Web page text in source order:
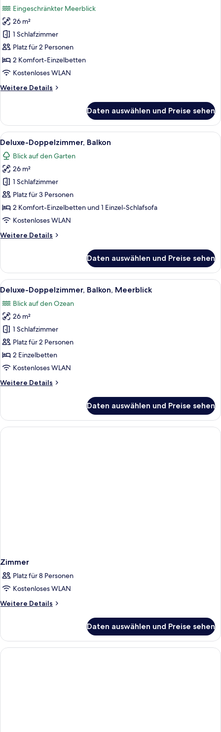
Standard-
Doppelzimmer,
Balkon,
eingeschränkter
Meerblick
anzeigen
Eingeschränkter Meerblick
26 m²
1 Schlafzimmer
Platz für 2 Personen
2 Komfort-Einzelbetten
Kostenloses WLAN
Weitere Details
Weitere
Doppelzimmer,
Balkon,
eingeschränkter
Daten auswählen und Preise sehen
Alle
Fotos
für
Deluxe-
Doppelzimmer,
Balkon
anzeigen
Ein Hotelzimmer mit einem großen
5
Deluxe-Doppelzimmer, Balkon
Blick auf den Garten
26 m²
1 Schlafzimmer
Platz für 3 Personen
2 Komfort-Einzelbetten und 1 Einzel-Schlafsofa
Kostenloses WLAN
Weitere Details
Weitere
Doppelzimmer,
Balkon
Daten auswählen und Preise sehen
Alle
Fotos
für
Deluxe-
Doppelzimmer,
Balkon,
Meerblick
anzeigen
Ein Hotelzimmer mit einem großen
5
Deluxe-Doppelzimmer, Balkon, Meerblick
Blick auf den Ozean
26 m²
1 Schlafzimmer
Platz für 2 Personen
2 Einzelbetten
Kostenloses WLAN
Weitere Details
Weitere
Doppelzimmer,
Balkon,
Meerblick
Daten auswählen und Preise sehen
Zimmer
Platz für 8 Personen
Kostenloses WLAN
Weitere Details
Weitere
Daten auswählen und Preise sehen